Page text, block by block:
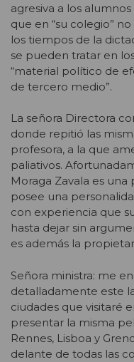
agresiva a los
que en “su colegio”
los tiempos de la
se pueden tratar en
“material político de
de tercero medio”.
La señora Directora
donde repitió las
profesora, a la que
paliativos.
Moraga Zavala es
posee una
con experiencia que
hasta dejar sin
es además la
Señora ministra: me
detalladamente este
ciudades que visitaré
presentar la misma
Rennes, Lisboa y
delante de todas las